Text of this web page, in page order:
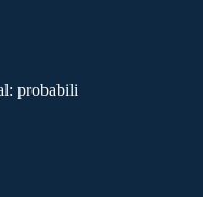
probabili